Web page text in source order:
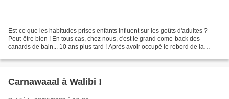
Est-ce que les habitudes prises enfants influent sur les goûts d'adultes ?
Peut-être bien ! En tous cas, chez nous, c'est le grand come-back des
canards de bain... 10 ans plus tard ! Après avoir occupé le rebord de la
Carnawaaal à Walibi !